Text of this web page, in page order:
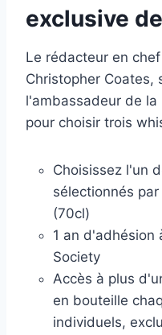
exclusive
Le rédacteur en
Christopher Coates,
l'ambassadeur de la
pour choisir trois
Choisissez l'un
sélectionnés par
(70cl)
1 an d'adhésion
Society
Accès à plus
en bouteille
individuels,